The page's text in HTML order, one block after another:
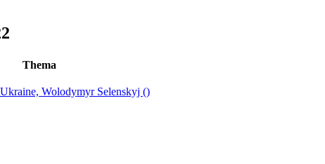
Thema
Wolodymyr Selenskyj ()